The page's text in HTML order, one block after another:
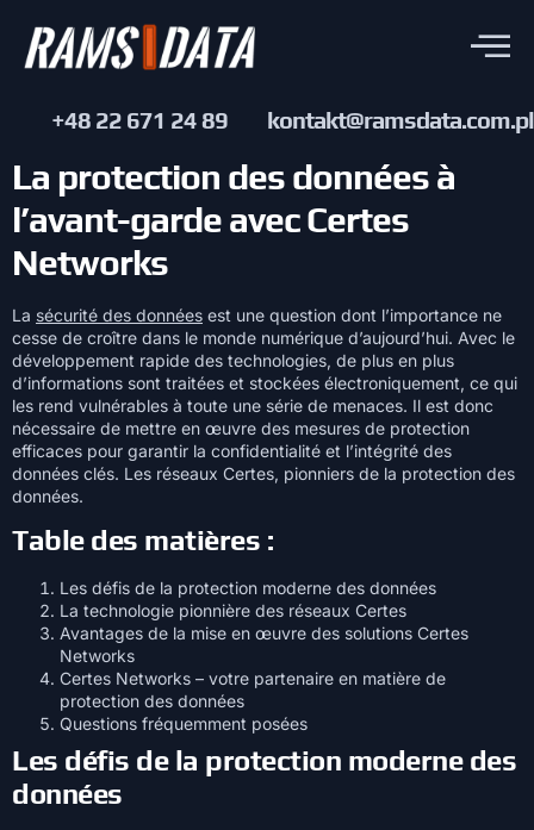
+48 22 671 24 89 kontakt@ramsdata.com.pl
La protection des données à
l’avant-garde avec Certes
Networks
La sécurité des données est une question dont l’importance ne
cesse de croître dans le monde numérique d’aujourd’hui. Avec le
développement rapide des technologies, de plus en plus
d’informations sont traitées et stockées électroniquement, ce qui
les rend vulnérables à toute une série de menaces. Il est donc
nécessaire de mettre en œuvre des mesures de protection
efficaces pour garantir la confidentialité et l’intégrité des
données clés. Les réseaux Certes, pionniers de la protection des
données.
Table des matières :
Les défis de la protection moderne des données
La technologie pionnière des réseaux Certes
Avantages de la mise en œuvre des solutions Certes
Networks
Certes Networks – votre partenaire en matière de
protection des données
Questions fréquemment posées
Les défis de la protection moderne des
données